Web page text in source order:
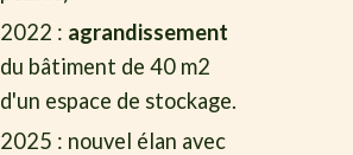
2022 : agrandissement
du bâtiment de 40 m2
d'un espace de stockage.
2025 : nouvel élan avec